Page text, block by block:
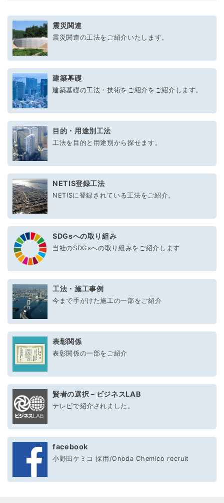
震災関連
震災関連の工法をご紹介いたします。
建築基礎
建築基礎の工法・技術をご紹介をご紹介します。
目的・用途別工法
工法を目的と用途別から探せます。
NETIS登録工法
NETISに登録されている工法をご紹介。
SDGsへの取り組み
当社のSDGsへの取り組みをご紹介します
工法・施工事例
今まで手がけた施工の一部をご紹介
表彰関係
表彰関係の一部をご紹介
賢者の選択－ビジネスLAB
テレビで紹介されました。
facebook
小野田ケミコ 採用/Onoda Chemico recruit